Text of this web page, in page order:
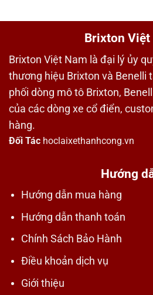
Brixton Việt
Brixton Việt Nam là đại lý ủy
thương hiệu Brixton và Benelli
phối dòng mô tô Brixton,
của các dòng xe cổ điển,
hàng.
Đối Tác hoclaixethanhcong.vn
Hướng
Hướng dẫn mua hàng
Hướng dẫn thanh toán
Chính Sách Bảo Hành
Điều khoản dịch vụ
Giới thiệu